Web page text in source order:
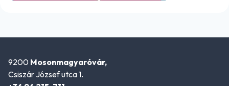
9200 Mosonmagyaróvár,
Csiszár József utca 1.